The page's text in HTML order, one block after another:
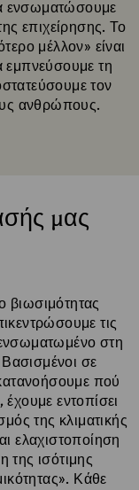
ενσωματώσουμε
επιχείρησης. Το
μέλλον» είναι
εμπνεύσουμε τη
τον
ανθρώπους.
μας
βιωσιμότητας
τις
στη
σε
πού
εντοπίσει
της κλιματικής
ελαχιστοποίηση
ισότιμης
Κάθε